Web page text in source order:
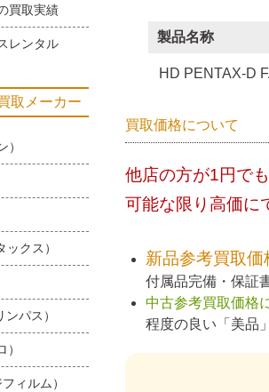
製品名称
HD PENTAX-D
買取価格について
他店の方が1円で
可能な限り高価に
新品参考買取価
付属品完備・保証
中古参考買取価格
程度の良い「美品
買取実績
レンタル
取メーカー
）
ックス）
パス）
ィルム）